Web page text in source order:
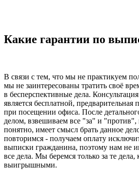
Какие гарантии по
В связи с тем, что мы не практикуем
мы не заинтересованы тратить своё
в бесперспективные дела.
является бесплатной, предварительная
при посещении офиса. После
делом, взвешиваем все "за" и "против",
понятно, имеет смысл брать данное
повторимся - получаем оплату
выписки гражданина, поэтому нам не
все дела. Мы беремся только за те дела,
выигрышными.